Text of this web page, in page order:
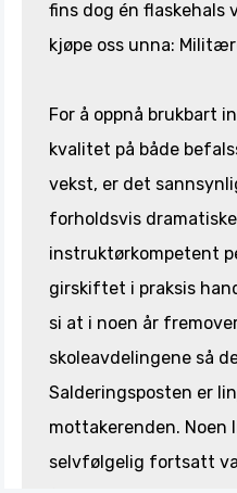
fins dog én flaskehals
kjøpe oss unna:
For å oppnå brukbart
kvalitet på både
vekst, er det
forholdsvis
instruktørkompetent
girskiftet i praksis
si at i noen år
skoleavdelingene så
Salderingsposten er
mottakerenden. Noen
selvfølgelig fortsatt